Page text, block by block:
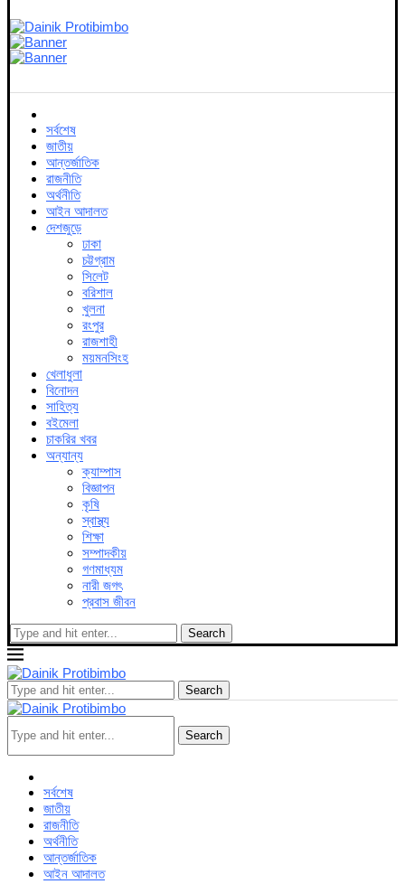
সর্বশেষ
জাতীয়
আন্তর্জাতিক
রাজনীতি
অর্থনীতি
আইন আদালত
দেশজুড়ে
ঢাকা
চট্টগ্রাম
সিলেট
বরিশাল
খুলনা
রংপুর
রাজশাহী
ময়মনসিংহ
খেলাধুলা
বিনোদন
সাহিত্য
বইমেলা
চাকরির খবর
অন্যান্য
ক্যাম্পাস
বিজ্ঞাপন
কৃষি
স্বাস্থ্য
শিক্ষা
সম্পাদকীয়
গণমাধ্যম
নারী জগৎ
প্রবাস জীবন
Search
Search
Search
সর্বশেষ
জাতীয়
রাজনীতি
অর্থনীতি
আন্তর্জাতিক
আইন আদালত